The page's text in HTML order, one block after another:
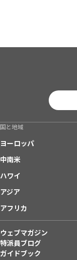
国と地域
ヨーロッパ
中南米
ハワイ
アジア
アフリカ
ウェブマガジン
特派員ブログ
ガイドブック